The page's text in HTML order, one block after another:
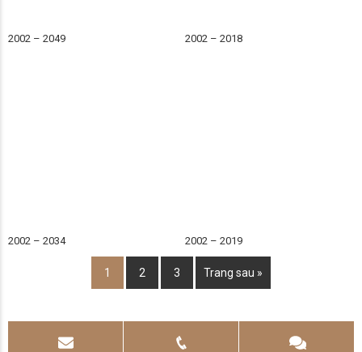
2002 – 2049 2002 – 2018
2002 – 2034 2002 – 2019
1 2 3 Trang sau »